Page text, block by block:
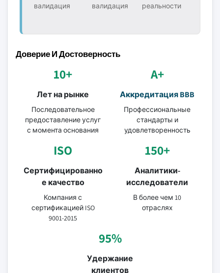
валидация
валидация
реальности
Доверие И Достоверность
10+
Лет на рынке
Последовательное
предоставление услуг
с момента основания
A+
Аккредитация BBB
Профессиональные
стандарты и
удовлетворенность
ISO
Сертифицированно
е качество
Компания с
сертификацией ISO
9001-2015
150+
Аналитики-
исследователи
В более чем 10
отраслях
95%
Удержание
клиентов